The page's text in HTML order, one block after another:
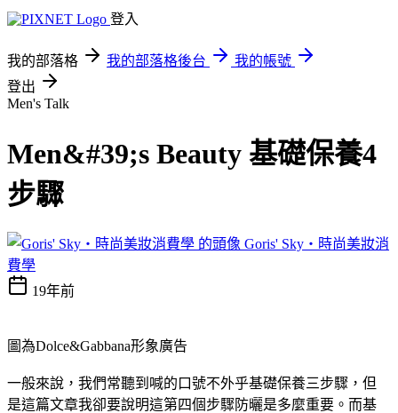
登入
我的部落格 我的部落格後台
我的帳號
登出
Men's Talk
Men&#39;s Beauty 基礎保養4
步驟
Goris' Sky‧時尚美妝消
費學
19年前
圖為Dolce&Gabbana形象廣告
一般來說，我們常聽到喊的口號不外乎基礎保養三步驟，但
是這篇文章我卻要說明這第四個步驟防曬是多麼重要。而基